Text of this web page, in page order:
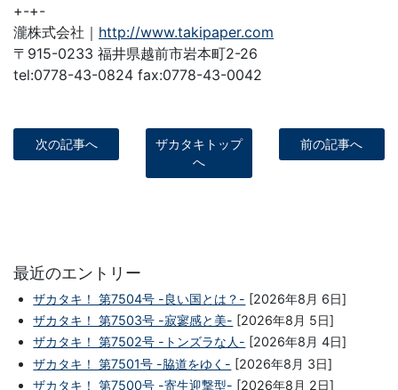
+-+-
瀧株式会社｜ http://www.takipaper.com
〒915-0233 福井県越前市岩本町2-26
tel:0778-43-0824 fax:0778-43-0042
次の記事へ
ザカタキトップ
へ
前の記事へ
最近のエントリー
ザカタキ！ 第7504号 -良い国とは？- [2026年8月 6日]
ザカタキ！ 第7503号 -寂寥感と美- [2026年8月 5日]
ザカタキ！ 第7502号 -トンズラな人- [2026年8月 4日]
ザカタキ！ 第7501号 -脇道をゆく- [2026年8月 3日]
ザカタキ！ 第7500号 -寄生迎撃型- [2026年8月 2日]